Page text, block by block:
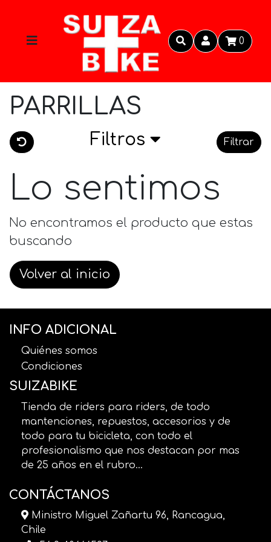
0
PARRILLAS
Filtros Filtrar
Lo sentimos
No encontramos el producto que estas
buscando
Volver al inicio
INFO ADICIONAL
Quiénes somos
Condiciones
SUIZABIKE
Tienda de riders para riders, de todo
mantenciones, repuestos, accesorios y de
todo para tu bicicleta, con todo el
profesionalismo que nos destacan por mas
de 25 años en el rubro...
CONTÁCTANOS
Ministro Miguel Zañartu 96, Rancagua,
Chile